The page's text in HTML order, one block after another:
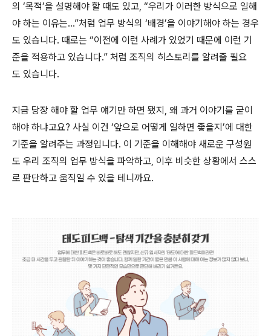
의 ‘목적’을 설명해야 할 때도 있고, “우리가 이러한 방식으로 일해
야 하는 이유는…”처럼 업무 방식의 ‘배경’을 이야기해야 하는 경우
도 있습니다. 때로는 “이전에 이런 사례가 있었기 때문에 이런 기
준을 적용하고 있습니다.” 처럼 조직의 히스토리를 알려줄 필요
도 있습니다.
지금 당장 해야 할 업무 얘기만 하면 됐지, 왜 과거 이야기를 굳이
해야 하냐고요? 사실 이건 ‘앞으로 어떻게 일하면 좋을지’에 대한
기준을 알려주는 과정입니다. 이 기준을 이해해야 새로운 구성원
도 우리 조직의 업무 방식을 파악하고, 이후 비슷한 상황에서 스스
로 판단하고 움직일 수 있을 테니까요.